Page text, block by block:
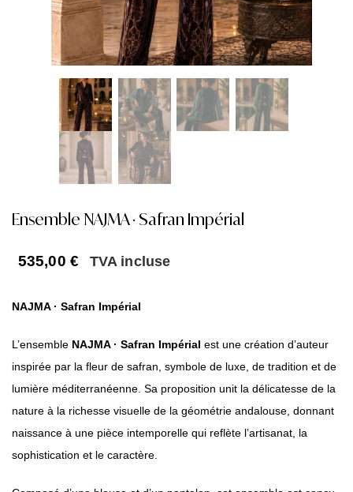
Ensemble NAJMA · Safran Impérial
535,00 € TVA incluse
NAJMA · Safran Impérial
L’ensemble NAJMA · Safran Impérial est une création d’auteur
inspirée par la fleur de safran, symbole de luxe, de tradition et de
lumière méditerranéenne. Sa proposition unit la délicatesse de la
nature à la richesse visuelle de la géométrie andalouse, donnant
naissance à une pièce intemporelle qui reflète l’artisanat, la
sophistication et le caractère.